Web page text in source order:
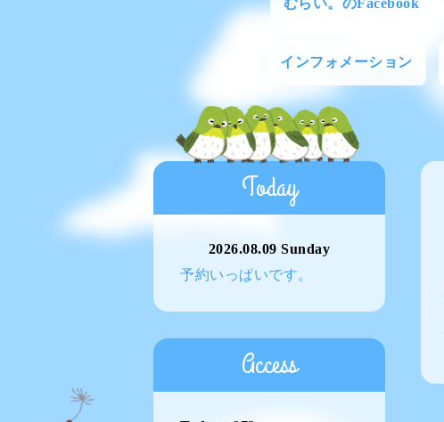
むらい。のFacebook
インフォメーション
Today
2026.08.09 Sunday
予約いっぱいです。
Access